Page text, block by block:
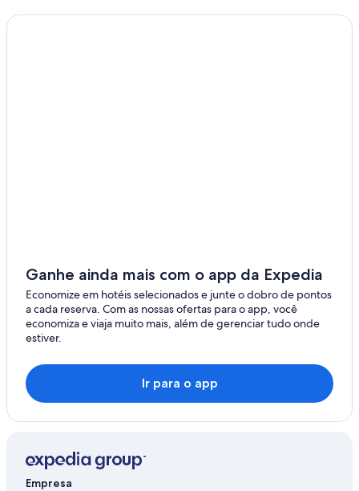
Ganhe ainda mais com o app da Expedia
Economize em hotéis selecionados e junte o dobro de pontos
a cada reserva. Com as nossas ofertas para o app, você
economiza e viaja muito mais, além de gerenciar tudo onde
estiver.
Ir para o app
Empresa